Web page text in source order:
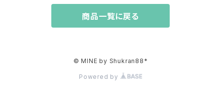
商品一覧に戻る
© MINE by Shukran88*
Powered by